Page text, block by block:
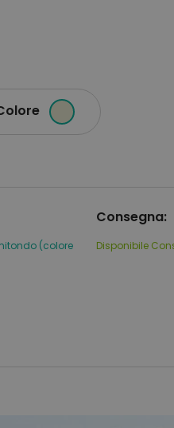
(colore
Consegna:
Disponibile